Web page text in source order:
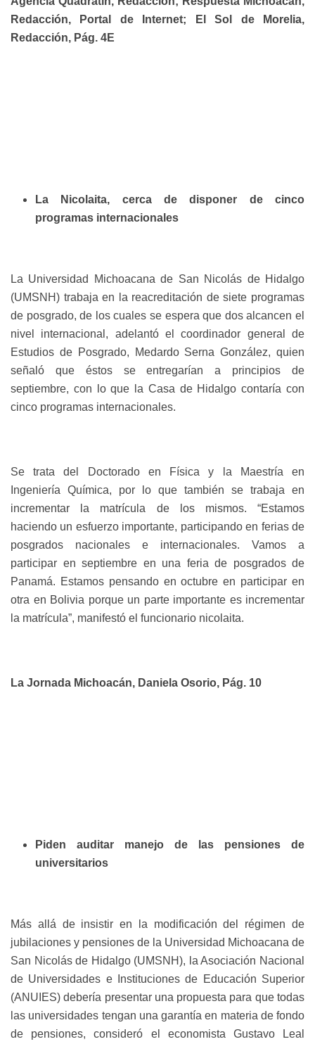
Redacción, Portal de Internet; El Sol de Morelia,
Redacción, Pág. 4E
La Nicolaita, cerca de disponer de cinco
programas internacionales
La Universidad Michoacana de San Nicolás de Hidalgo
(UMSNH) trabaja en la reacreditación de siete programas
de posgrado, de los cuales se espera que dos alcancen el
nivel internacional, adelantó el coordinador general de
Estudios de Posgrado, Medardo Serna González, quien
señaló que éstos se entregarían a principios de
septiembre, con lo que la Casa de Hidalgo contaría con
cinco programas internacionales.
Se trata del Doctorado en Física y la Maestría en
Ingeniería Química, por lo que también se trabaja en
incrementar la matrícula de los mismos. “Estamos
haciendo un esfuerzo importante, participando en ferias de
posgrados nacionales e internacionales. Vamos a
participar en septiembre en una feria de posgrados de
Panamá. Estamos pensando en octubre en participar en
otra en Bolivia porque un parte importante es incrementar
la matrícula”, manifestó el funcionario nicolaita.
La Jornada Michoacán, Daniela Osorio, Pág. 10
Piden auditar manejo de las pensiones de
universitarios
Más allá de insistir en la modificación del régimen de
jubilaciones y pensiones de la Universidad Michoacana de
San Nicolás de Hidalgo (UMSNH), la Asociación Nacional
de Universidades e Instituciones de Educación Superior
(ANUIES) debería presentar una propuesta para que todas
las universidades tengan una garantía en materia de fondo
de pensiones, consideró el economista Gustavo Leal